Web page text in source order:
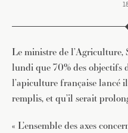
Le ministre de l’Agriculture,
lundi que 70% des objectifs
l’apiculture française lancé
remplis, et qu’il serait
« L’ensemble des axes